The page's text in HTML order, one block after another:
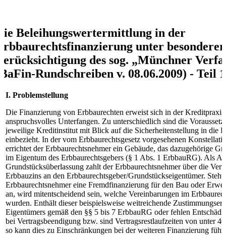
Beleihungswertermittlung in der
unter besonderer
des sog. „Münchner
Rundschreiben v. 08.06.2009) - Teil 1
I. Problemstellung
Die Finanzierung von Erbbaurechten erweist sich in der
anspruchsvolles Unterfangen. Zu unterschiedlich sind die
jeweilige Kreditinstitut mit Blick auf die Sicherheitenstellung in die
einbezieht. In der vom Erbbaurechtsgesetz vorgesehenen
errichtet der Erbbaurechtsnehmer ein Gebäude, das dazugehörige
im Eigentum des Erbbaurechtsgebers (§ 1 Abs. 1 ErbbauRG). Als
Grundstücksüberlassung zahlt der Erbbaurechtsnehmer über die
Erbbauzins an den Erbbaurechtsgeber/Grundstückseigentümer.
Erbbaurechtsnehmer eine Fremdfinanzierung für den Bau oder
an, wird mitentscheidend sein, welche Vereinbarungen im
wurden. Enthält dieser beispielsweise weitreichende
Eigentümers gemäß den §§ 5 bis 7 ErbbauRG oder fehlen
bei Vertragsbeendigung bzw. sind Vertragsrestlaufzeiten von unter
so kann dies zu Einschränkungen bei der weiteren Finanzierung